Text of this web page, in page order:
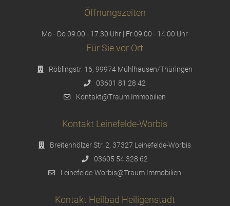
Öffnungszeiten
Mo - Do 09:00 - 17:30 Uhr | Fr 09:00 - 14:00 Uhr
Für Sie vor Ort
Röblingstr. 16, 99974 Mühlhausen/Thüringen
03601 81 28 42
Kontakt@Traum.Immobilien
Kontakt Leinefelde-Worbis
Breitenhölzer Str. 2, 37327 Leinefelde-Worbis
03605 54 328 62
Leinefelde-Worbis@Traum.Immobilien
Kontakt Heilbad Heiligenstadt